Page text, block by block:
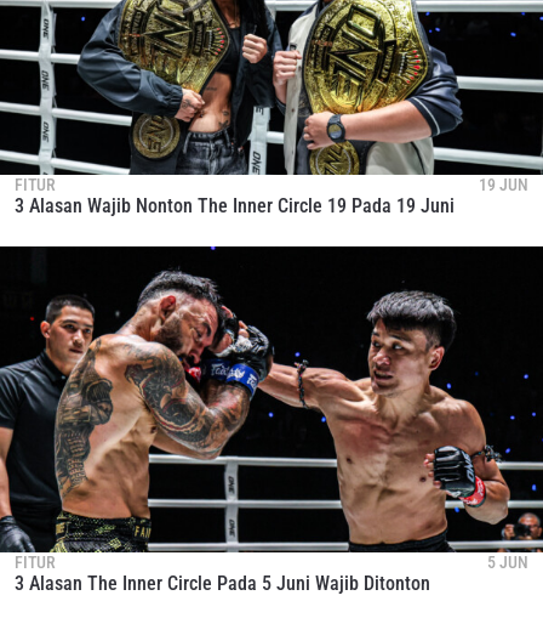
FITUR 19 JUN
3 Alasan Wajib Nonton The Inner Circle 19 Pada 19 Juni
FITUR 5 JUN
3 Alasan The Inner Circle Pada 5 Juni Wajib Ditonton